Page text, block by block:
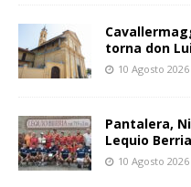
torna don
10 Agosto 2026
Pantalera,
Lequio
10 Agosto 2026